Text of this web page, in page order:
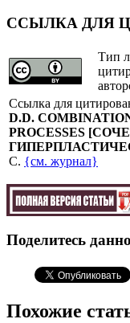
ССЫЛКА ДЛЯ
Тип
Cсылка для
D.D.
PROCESSES [
C. {см. журнал}
Поделитесь
Похожие